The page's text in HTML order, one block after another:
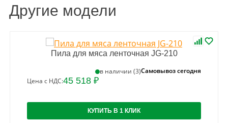
Другие модели
Пила для мяса ленточная JG-210
в наличии (3)Самовывоз сегодня
Цена с НДС:45 518 ₽
КУПИТЬ В 1 КЛИК